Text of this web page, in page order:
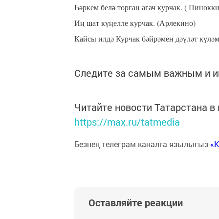
Һәркем белә торган агач курчак. (
Иң шат күңелле курчак. (Арлекино)
Кайсы илдә Курчак бәйрәмен дәүләт
Следите за самым важным и
Читайте новости Татарстана
https://max.ru/tatmedia
Безнең телеграм каналга язылыгыз
Оставляйте реакции